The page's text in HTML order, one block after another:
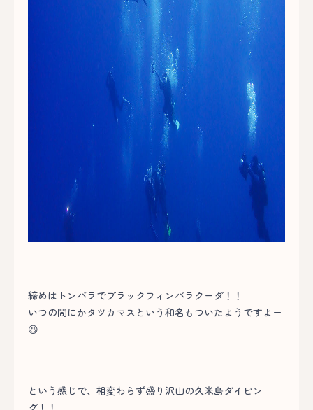
締めはトンバラでブラックフィンバラクーダ！！
いつの間にかタツカマスという和名もついたようですよー
😆
という感じで、相変わらず盛り沢山の久米島ダイビン
グ！！